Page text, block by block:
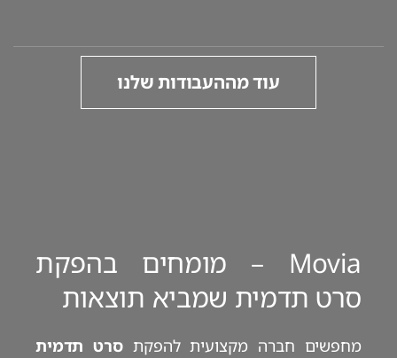
עוד מההעבודות שלנו
Movia – מומחים בהפקת
סרט תדמית שמביא תוצאות
מחפשים חברה מקצועית להפקתסרט תדמית